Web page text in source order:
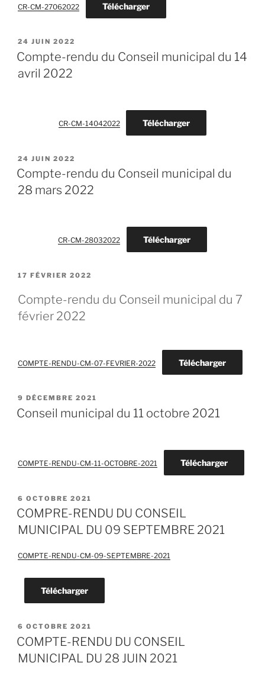
CR-CM-27062022 Télécharger
PUBLIÉ
LE
24 JUIN 2022
Compte-rendu du Conseil municipal du 14
avril 2022
CR-CM-14042022 Télécharger
PUBLIÉ
LE
24 JUIN 2022
Compte-rendu du Conseil municipal du
28 mars 2022
CR-CM-28032022 Télécharger
PUBLIÉ
17 FÉVRIER 2022
Compte-rendu du Conseil municipal du 7
février 2022
COMPTE-RENDU-CM-07-FEVRIER-2022 Télécharger
PUBLIÉ
LE
9 DÉCEMBRE 2021
Conseil municipal du 11 octobre 2021
COMPTE-RENDU-CM-11-OCTOBRE-2021 Télécharger
PUBLIÉ
LE
6 OCTOBRE 2021
COMPRE-RENDU DU CONSEIL
MUNICIPAL DU 09 SEPTEMBRE 2021
COMPTE-RENDU-CM-09-SEPTEMBRE-2021
Télécharger
PUBLIÉ
LE
6 OCTOBRE 2021
COMPTE-RENDU DU CONSEIL
MUNICIPAL DU 28 JUIN 2021